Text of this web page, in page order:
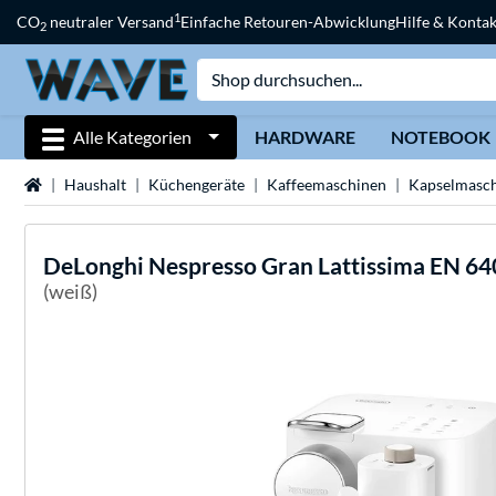
CO2 neutraler Versand1Einfache Retouren-AbwicklungHilfe &
Alle Kategorien HARDWARE NOTEBOOK
StartseiteHaushalt Küchengeräte Kaffeemaschinen
DeLonghi Nespresso Gran Lattissima EN
(weiß)